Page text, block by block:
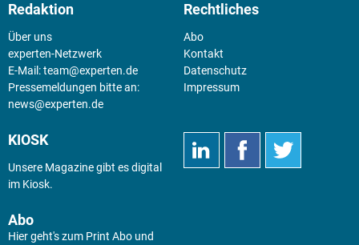
Redaktion
Über uns
experten-Netzwerk
E-Mail:team@experten.de
Pressemeldungen bitte an:
news@experten.de
Rechtliches
Abo
Kontakt
Datenschutz
Impressum
KIOSK
Unsere Magazine gibt es digital
im Kiosk.
Abo
Hier geht's zum Print Abo und